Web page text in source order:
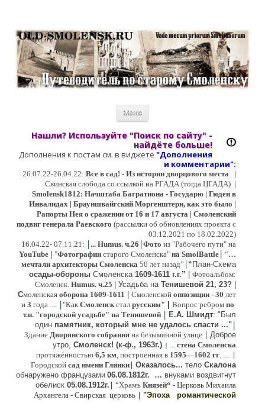
открытки, карты …
Меню
Нашли? Используйте "Поиск по сайту" -
найдёте больше!
Дополнения к постам см. в виджете "Дополнения
и комментарии":
26.07.22-26.04.22: Все в сад! - Из истории дворцового места
|
Свинская слобода со ссылкой на РГАДА (тогда ЦГАДА) |
Smolensk1812: Начштаба Багратиона - Государю | Гюден в
Инвалидах | Брауншвайгский Моргенштерн, как это было |
Рапорты Нея о сражении от 16 и 17 августа | Смоленский
подвиг генерала Раевского (рассылки об обновлениях проекта с
03.12.2021 по 18.02.2022)
16.04.22- 07.11.21: |... Humus. ч.26 |Фото из "Рабочего пути" на
YouTube
"Фотографии старого Смоленска" на SmolBattle | “…
мечтали архитекторы Смоленска 50 лет назад” | “ План-Схема
осады-обороны Смоленска 1609-1611 г.г.”
Фотоальбом:
Смоленск. Humus. ч.25 | Усадьба на Тенишевой 21, 23?
Смоленская оборона 1609-1611 Смоленской оппозиции - 30 лет
и 3 года ... |"Как Смоленскстал русским" Вопрос ребром по
т.н. "городской усадьбе" на Тенишевой | Е.А. Шмидт: "Был
один памятник, который мне не удалось спасти ..." |
Здание Дворянского собрания на безымянной улице | Доброе
утро, Смоленск! (к-ф., 1963г.) | ... стена Смоленска
протяжённостью 6,5 км, построенная в 1595—1602 гг. ... |
Городской сад имени Глинки | Оказалось... тело Скалона
обнаружено французами 06.08.1812г. … внуками воздвигнут
обелиск 05.08.1912г. | “Храмъ Князей“ - Церковь Михаила
Архангела - Свирская церковь | "Эпохаромантической